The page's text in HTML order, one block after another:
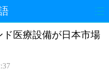
経済
ド医療設備が日本市場